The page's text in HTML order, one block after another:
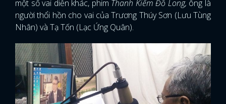
một số vai diễn khác, phim Thanh Kiếm Đồ Long, ông là
người thổi hồn cho vai của Trương Thúy Sơn (Lưu Tùng
Nhân) và Tạ Tốn (Lạc Ứng Quân).